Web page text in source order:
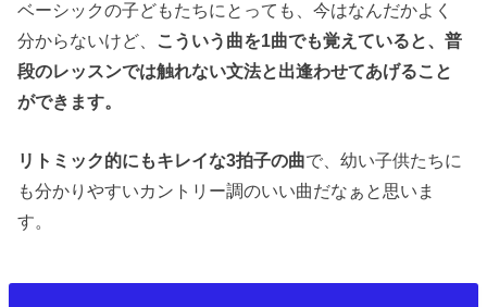
ベーシックの子どもたちにとっても、今はなんだかよく
分からないけど、 こういう曲を1曲でも覚えていると、普
段のレッスンでは触れない文法と出逢わせてあげること
ができます。
リトミック的にもキレイな3拍子の曲で、幼い子供たちに
も分かりやすいカントリー調のいい曲だなぁと思いま
す。